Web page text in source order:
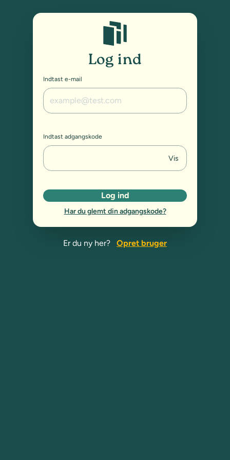
Log ind
Indtast e-mail
Indtast adgangskode
Vis
Log ind
Har du glemt din adgangskode?
Er du ny her? Opret bruger